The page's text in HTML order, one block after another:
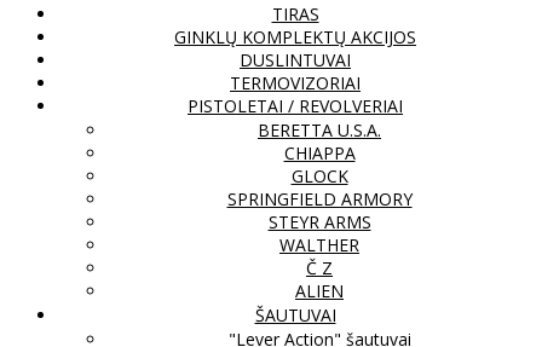
TIRAS
GINKLŲ KOMPLEKTŲ AKCIJOS
DUSLINTUVAI
TERMOVIZORIAI
PISTOLETAI / REVOLVERIAI
BERETTA U.S.A.
CHIAPPA
GLOCK
SPRINGFIELD ARMORY
STEYR ARMS
WALTHER
Č Z
ALIEN
ŠAUTUVAI
"Lever Action" šautuvai